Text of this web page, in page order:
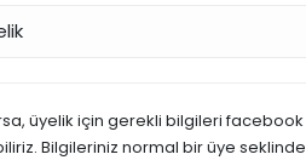
üyelik için gerekli bilgileri facebook
Bilgileriniz normal bir üye seklinde